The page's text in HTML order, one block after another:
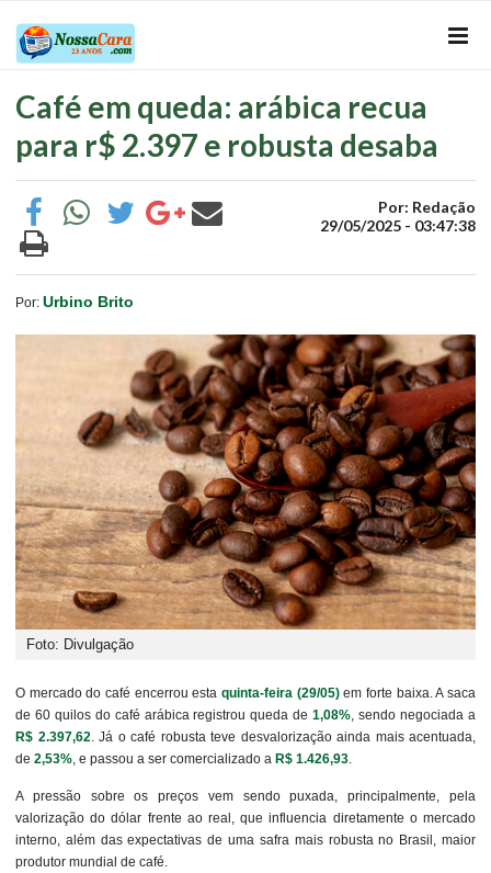
Café em queda: arábica recua
para r$ 2.397 e robusta desaba
Por: Redação
29/05/2025 - 03:47:38
Por: Urbino Brito
Foto: Divulgação
O mercado do café encerrou esta quinta-feira (29/05)em forte baixa. A saca
de 60 quilos do café arábica registrou queda de1,08%, sendo negociada a
R$ 2.397,62. Já o café robusta teve desvalorização ainda mais acentuada,
de 2,53%, e passou a ser comercializado a R$ 1.426,93.
A pressão sobre os preços vem sendo puxada, principalmente, pela
valorização do dólar frente ao real, que influencia diretamente o mercado
interno, além das expectativas de uma safra mais robusta no Brasil, maior
produtor mundial de café.